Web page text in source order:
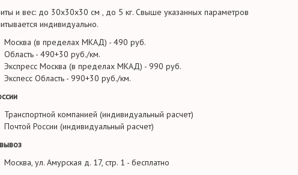
и вес: до 30х30х30 см , до 5 кг. Свыше указанных параметров
индивидуально.
Москва (в пределах МКАД) - 490 руб.
Область - 490+30 руб./км.
Экспресс Москва (в пределах МКАД) - 990 руб.
Экспесс Область - 990+30 руб./км.
Транспортной компанией (индивидуальный расчет)
Почтой России (индивидуальный расчет)
Москва, ул. Амурская д. 17, стр. 1 - бесплатно